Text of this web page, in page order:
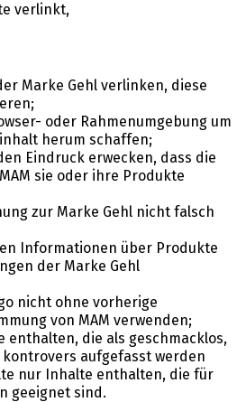
verlinkt,
Marke Gehl verlinken, diese
oder Rahmenumgebung um
herum schaffen;
Eindruck erwecken, dass die
sie oder ihre Produkte
zur Marke Gehl nicht falsch
Informationen über Produkte
der Marke Gehl
nicht ohne vorherige
von MAM verwenden;
enthalten, die als geschmacklos,
aufgefasst werden
nur Inhalte enthalten, die für
geeignet sind.